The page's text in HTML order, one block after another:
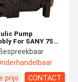
Pump
For SANY 75
80 85
| High Quality
Bespreekbaar
prijs
CONTACT